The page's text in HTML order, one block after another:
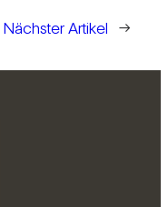
Nächster Artikel
→